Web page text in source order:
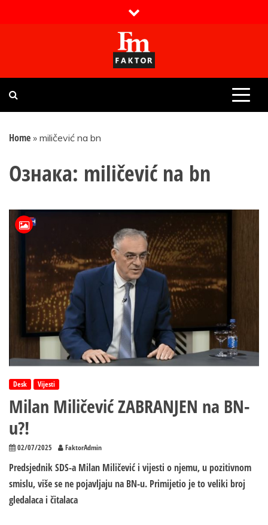
Faktor magazin
Uvijek presudan
Home » miličević na bn
Ознака: miličević na bn
Desk Vijesti
Milan Miličević ZABRANJEN na BN-
u?!
02/07/2025 FaktorAdmin
Predsjednik SDS-a Milan Miličević i vijesti o njemu, u pozitivnom
smislu, više se ne pojavljaju na BN-u. Primijetio je to veliki broj
gledalaca i čitalaca